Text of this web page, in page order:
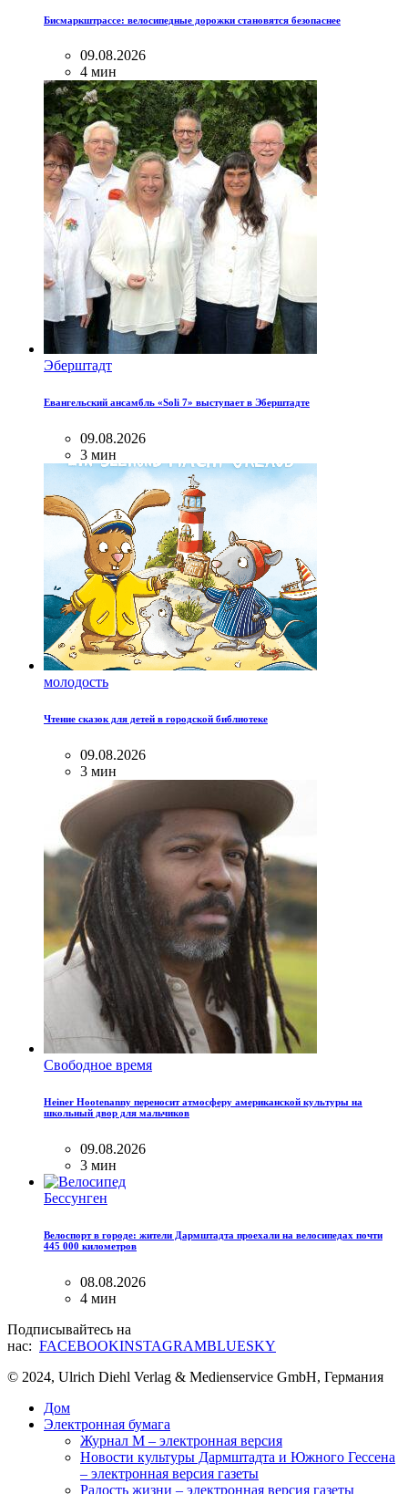
Бисмаркштрассе: велосипедные дорожки становятся безопаснее
09.08.2026
4 мин
Эберштадт
Евангельский ансамбль «Soli 7» выступает в Эберштадте
09.08.2026
3 мин
молодость
Чтение сказок для детей в городской библиотеке
09.08.2026
3 мин
Свободное время
Heiner Hootenanny переносит атмосферу американской культуры на
школьный двор для мальчиков
09.08.2026
3 мин
Бессунген
Велоспорт в городе: жители Дармштадта проехали на велосипедах почти
445 000 километров
08.08.2026
4 мин
Подписывайтесь на
нас: FACEBOOKINSTAGRAMBLUESKY
© 2024, Ulrich Diehl Verlag & Medienservice GmbH, Германия
Дом
Электронная бумага
Журнал M – электронная версия
Новости культуры Дармштадта и Южного Гессена
– электронная версия газеты
Радость жизни – электронная версия газеты